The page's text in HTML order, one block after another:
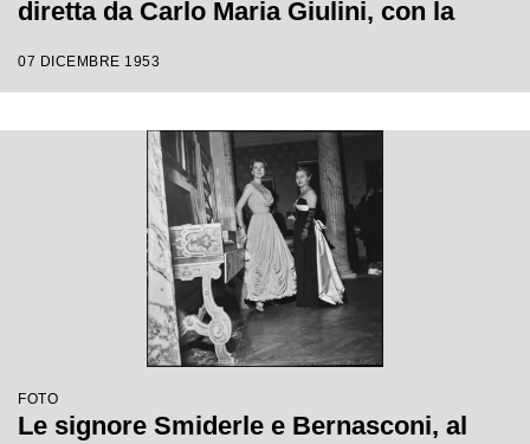
diretta da Carlo Maria Giulini, con la
07 DICEMBRE 1953
FOTO
Le signore Smiderle e Bernasconi, al